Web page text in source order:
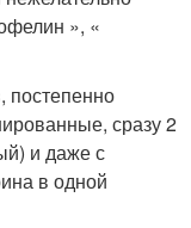
», «
постепенно
сразу 2
и даже с
в одной